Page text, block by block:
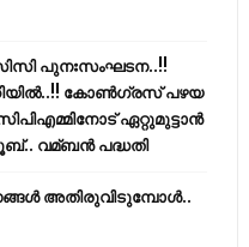
പുനഃസംഘടന..!!
കോണ്‍ഗ്രസ് പഴയ
ഏറ്റുമുട്ടാന്‍
വമ്ബന്‍ പദ്ധതി
അതിരുവിടുമ്പോൾ..